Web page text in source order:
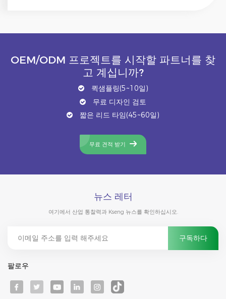
OEM/ODM 프로젝트를 시작할 파트너를 찾
고 계십니까?
퀵샘플링(5~10일)
무료 디자인 검토
짧은 리드 타임(45~60일)
무료 견적 받기
뉴스 레터
여기에서 산업 통찰력과 Kseng 뉴스를 확인하십시오.
팔로우